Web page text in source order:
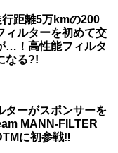
行距離5万kmの200
ィルターを初めて交
…！高性能フィルタ
なる?!
ターがスポンサーを
MANN-FILTER
に初参戦‼